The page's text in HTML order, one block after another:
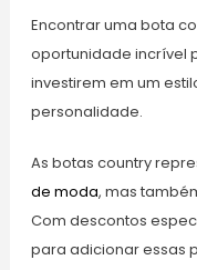
Encontrar uma bota
oportunidade incrível
investirem em um
personalidade.
As botas country
de moda, mas
Com descontos
para adicionar essas